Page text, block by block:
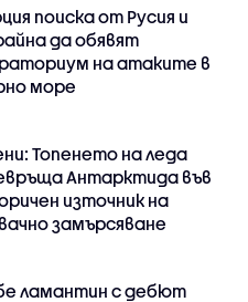
поиска от Русия и
да обявят
на атаките в
море
Топенето на леда
Антарктида във
източник на
замърсяване
ламантин с дебют